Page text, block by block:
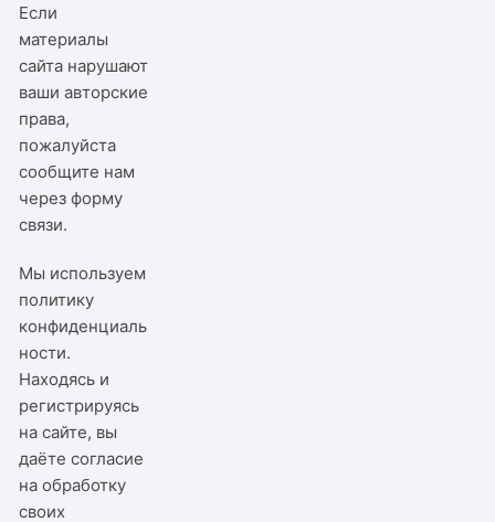
Если
материалы
сайта нарушают
ваши авторские
права,
пожалуйста
сообщите нам
черезформу
связи.
Мы используем
политику
конфиденциаль
ности.
Находясь и
регистрируясь
на сайте, вы
даёте согласие
на обработку
своих